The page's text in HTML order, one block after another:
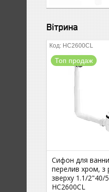
Вітрина
HC2600CL
Топ продаж
Сифон для ванни
перелив хром, з
зверху 1.1/2"40/
HC2600CL